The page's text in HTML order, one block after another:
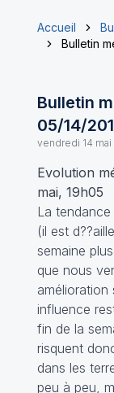
Accueil
Bulletin
Bulletin
05/14/
vendredi 14 mai
Evolution
mai, 19h05
La tendance
(il est
semaine
que nous
amélioration
influence
fin de la
risquent
dans les
peu à peu,